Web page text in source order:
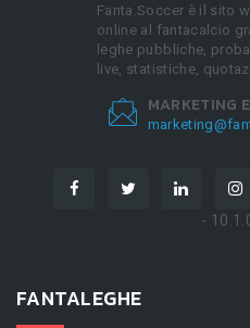
Fanta.Soccer è il sito
online al fantacalcio
leghe pubbliche,
live, statistiche,
MARKETING
-
FANTALEGHE